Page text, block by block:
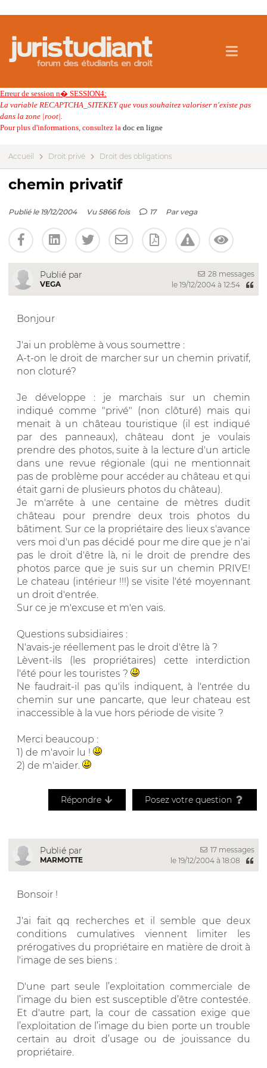
Erreur de session n� SESSION4:
La variable RECAPTCHA_SITEKEY que vous souhaitez valoriser n'existe pas
dans la zone |root|.
Pour plus d'informations, consultez la doc en ligne
Accueil Droit privé Droit des obligations
chemin privatif
Publié le 19/12/2004 Vu 5866 fois 17 Par vega
Publié par
VEGA
28 messages
le 19/12/2004 à 12:54
Bonjour
J'ai un problème à vous soumettre :
A-t-on le droit de marcher sur un chemin privatif,
non cloturé?
Je développe : je marchais sur un chemin
indiqué comme "privé" (non clôturé) mais qui
menait à un château touristique (il est indiqué
par des panneaux), château dont je voulais
prendre des photos, suite à la lecture d'un article
dans une revue régionale (qui ne mentionnait
pas de problème pour accéder au château et qui
était garni de plusieurs photos du château).
Je m'arrête à une centaine de mètres dudit
château pour prendre deux trois photos du
bâtiment. Sur ce la propriétaire des lieux s'avance
vers moi d'un pas décidé pour me dire que je n'ai
pas le droit d'être là, ni le droit de prendre des
photos parce que je suis sur un chemin PRIVE!
Le chateau (intérieur !!!) se visite l'été moyennant
un droit d'entrée.
Sur ce je m'excuse et m'en vais.
Questions subsidiaires :
N'avais-je réellement pas le droit d'être là ?
Lèvent-ils (les propriétaires) cette interdiction
l'été pour les touristes ?
Ne faudrait-il pas qu'ils indiquent, à l'entrée du
chemin sur une pancarte, que leur chateau est
inaccessible à la vue hors période de visite ?
Merci beaucoup :
1) de m'avoir lu !
2) de m'aider.
Répondre Posez votre question
Publié par
MARMOTTE
17 messages
le 19/12/2004 à 18:08
Bonsoir !
J'ai fait qq recherches et il semble que deux
conditions cumulatives viennent limiter les
prérogatives du propriétaire en matière de droit à
l'image de ses biens :
D'une part seule l’exploitation commerciale de
l’image du bien est susceptible d’être contestée.
Et d'autre part, la cour de cassation exige que
l’exploitation de l’image du bien porte un trouble
certain au droit d’usage ou de jouissance du
propriétaire.